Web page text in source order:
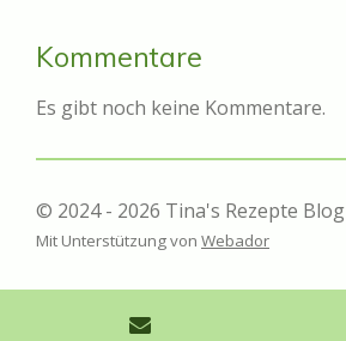
Kommentare
Es gibt noch keine Kommentare.
© 2024 - 2026 Tina's Rezepte Blog
Mit Unterstützung von Webador